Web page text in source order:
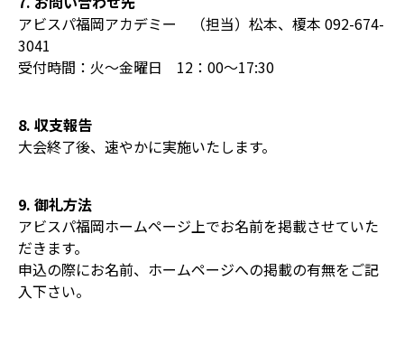
アビスパ福岡アカデミー （担当）松本、榎本 092-674-
3041
受付時間：火〜金曜日 12：00〜17:30
8. 収支報告
大会終了後、速やかに実施いたします。
9. 御礼方法
アビスパ福岡ホームページ上でお名前を掲載させていた
だきます。
申込の際にお名前、ホームページへの掲載の有無をご記
入下さい。